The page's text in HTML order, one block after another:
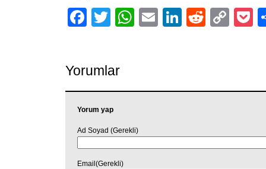
Facebook
TwitterWhatsApp
EmailLinkedIn
Reddit
Yorumlar
Yorum yap
Ad Soyad (Gerekli)
Email(Gerekli)